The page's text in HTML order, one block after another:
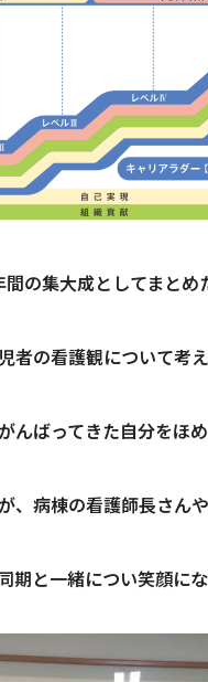
の集大成としてまとめ
者の看護観について考
んばってきた自分をほめ
、病棟の看護師長さん
期と一緒につい笑顔にな